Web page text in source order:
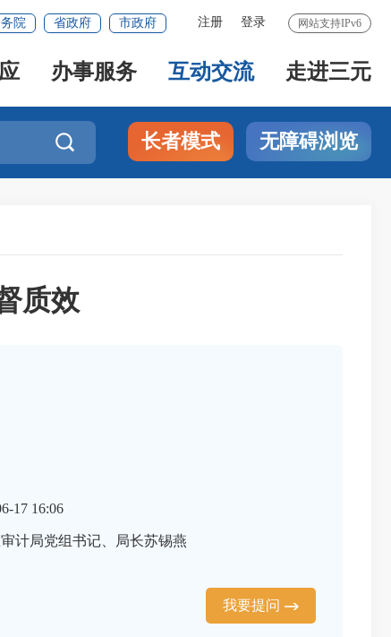
网站支持IPv6
注册 登录
务院 省政府 市政府
办事服务 互动交流 走进三元
 长者模式 无障碍浏览
质效
17 16:06
计局党组书记、局长苏锡燕
我要提问